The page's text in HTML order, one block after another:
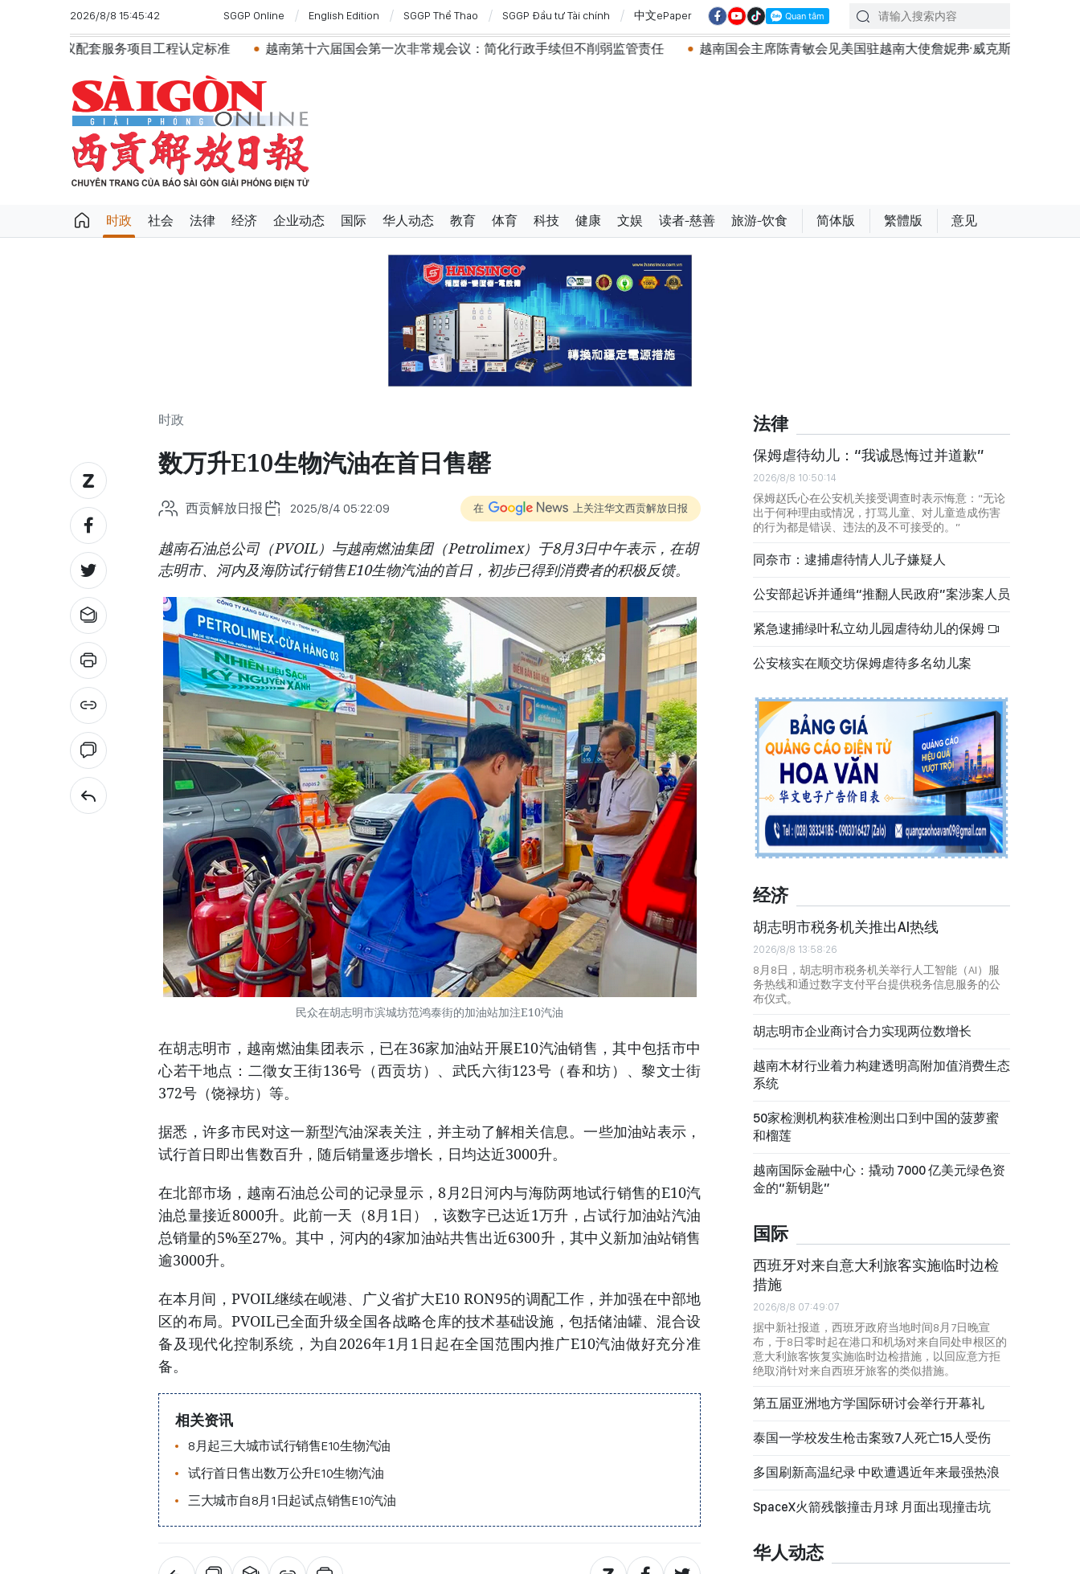
2026/8/8 15:45:42 SGGP Online English Edition SGGP Thể Thao SGGP Đầu tư Tài chính 中文ePaper
越南第十六届国会第一次非常规会议：简化行政手续但不削弱监管责任 越南国会主席陈青敏会见美国驻越南大使詹妮弗·威克斯 越南共产党中央总书记、国家主席
时政 社会 法律 经济 企业动态 国际 华人动态 教育 体育 科技 健康 文娱 读者-慈善 旅游-饮食 简体版 繁體版 意见
时政
数万升E10生物汽油在首日售罄
西贡解放日报 2025/8/4 05:22:09 在 上关注华文西贡解放日报
越南石油总公司（PVOIL）与越南燃油集团（Petrolimex）于8月3日中午表示，在胡
志明市、河内及海防试行销售E10生物汽油的首日，初步已得到消费者的积极反馈。
民众在胡志明市滨城坊范鸿泰街的加油站加注E10汽油
在胡志明市，越南燃油集团表示，已在36家加油站开展E10汽油销售，其中包括市中
心若干地点：二徵女王街136号（西贡坊）、武氏六街123号（春和坊）、黎文士街
372号（饶禄坊）等。
据悉，许多市民对这一新型汽油深表关注，并主动了解相关信息。一些加油站表示，
试行首日即出售数百升，随后销量逐步增长，日均达近3000升。
在北部市场，越南石油总公司的记录显示，8月2日河内与海防两地试行销售的E10汽
油总量接近8000升。此前一天（8月1日），该数字已达近1万升，占试行加油站汽油
总销量的5%至27%。其中，河内的4家加油站共售出近6300升，其中义新加油站销售
逾3000升。
在本月间，PVOIL继续在岘港、广义省扩大E10 RON95的调配工作，并加强在中部地
区的布局。PVOIL已全面升级全国各战略仓库的技术基础设施，包括储油罐、混合设
备及现代化控制系统，为自2026年1月1日起在全国范围内推广E10汽油做好充分准
备。
相关资讯
8月起三大城市试行销售E10生物汽油
试行首日售出数万公升E10生物汽油
三大城市自8月1日起试点销售E10汽油
法律
保姆虐待幼儿：“我诚恳悔过并道歉”
2026/8/8 10:50:14
保姆赵氏心在公安机关接受调查时表示悔意：“无论
出于何种理由或情况，打骂儿童、对儿童造成伤害
的行为都是错误、违法的及不可接受的。”
同奈市：逮捕虐待情人儿子嫌疑人
公安部起诉并通缉“推翻人民政府”案涉案人员
紧急逮捕绿叶私立幼儿园虐待幼儿的保姆
公安核实在顺交坊保姆虐待多名幼儿案
经济
胡志明市税务机关推出AI热线
2026/8/8 13:58:26
8月8日，胡志明市税务机关举行人工智能（AI）服
务热线和通过数字支付平台提供税务信息服务的公
布仪式。
胡志明市企业商讨合力实现两位数增长
越南木材行业着力构建透明高附加值消费生态
系统
50家检测机构获准检测出口到中国的菠萝蜜
和榴莲
越南国际金融中心：撬动 7000 亿美元绿色资
金的“新钥匙”
国际
西班牙对来自意大利旅客实施临时边检
措施
2026/8/8 07:49:07
据中新社报道，西班牙政府当地时间8月7日晚宣
布，于8日零时起在港口和机场对来自同处申根区的
意大利旅客恢复实施临时边检措施，以回应意方拒
绝取消针对来自西班牙旅客的类似措施。
第五届亚洲地方学国际研讨会举行开幕礼
泰国一学校发生枪击案致7人死亡15人受伤
多国刷新高温纪录 中欧遭遇近年来最强热浪
SpaceX火箭残骸撞击月球 月面出现撞击坑
华人动态